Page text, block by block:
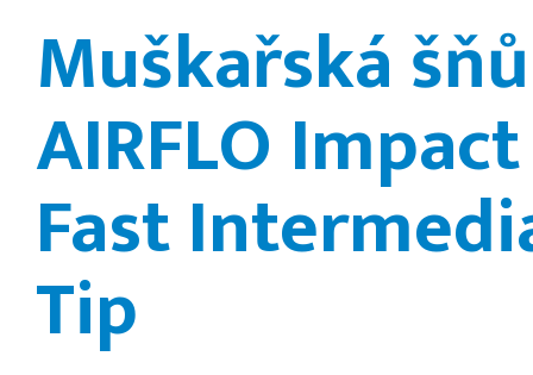
Muškařská
AIRFLO Impact
Fast
Tip